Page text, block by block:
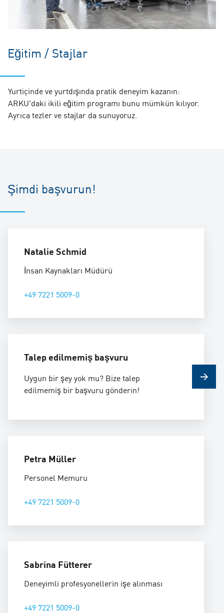
Eğitim / Stajlar
Yurtiçinde ve yurtdışında pratik deneyim kazanın:
ARKU'daki ikili eğitim programı bunu mümkün kılıyor.
Ayrıca tezler ve stajlar da sunuyoruz.
Şimdi başvurun!
Natalie Schmid
İnsan Kaynakları Müdürü
+49 7221 5009-0
Talep edilmemiş başvuru
Uygun bir şey yok mu? Bize talep
edilmemiş bir başvuru gönderin!
Petra Müller
Personel Memuru
+49 7221 5009-0
Sabrina Fütterer
Deneyimli profesyonellerin işe alınması
+49 7221 5009-0